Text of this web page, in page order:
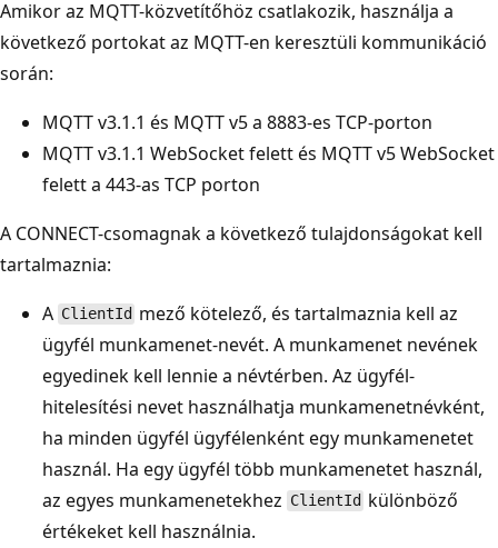
Amikor az MQTT-közvetítőhöz csatlakozik, használja a
következő portokat az MQTT-en keresztüli kommunikáció
során:
MQTT v3.1.1 és MQTT v5 a 8883-es TCP-porton
MQTT v3.1.1 WebSocket felett és MQTT v5 WebSocket
felett a 443-as TCP porton
A CONNECT-csomagnak a következő tulajdonságokat kell
tartalmaznia:
A ClientId mező kötelező, és tartalmaznia kell az
ügyfél munkamenet-nevét. A munkamenet nevének
egyedinek kell lennie a névtérben. Az ügyfél-
hitelesítési nevet használhatja munkamenetnévként,
ha minden ügyfél ügyfélenként egy munkamenetet
használ. Ha egy ügyfél több munkamenetet használ,
az egyes munkamenetekhez ClientId különböző
értékeket kell használnia.